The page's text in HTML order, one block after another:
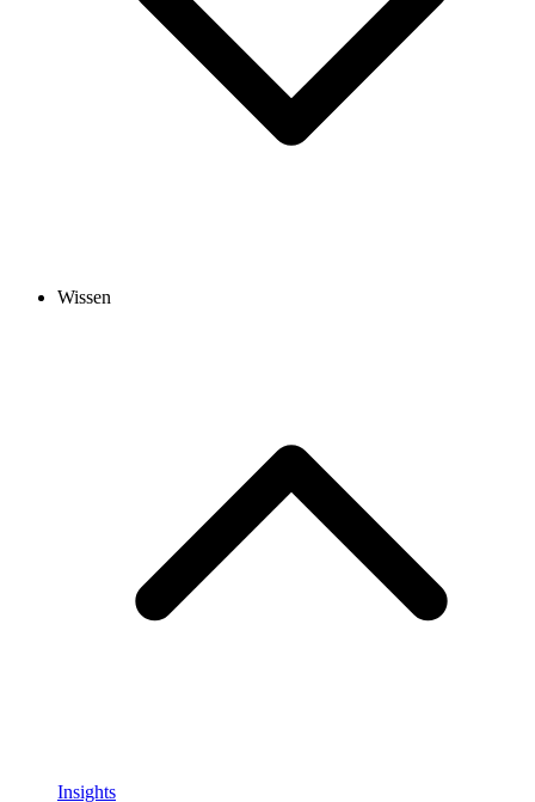
Wissen
Insights